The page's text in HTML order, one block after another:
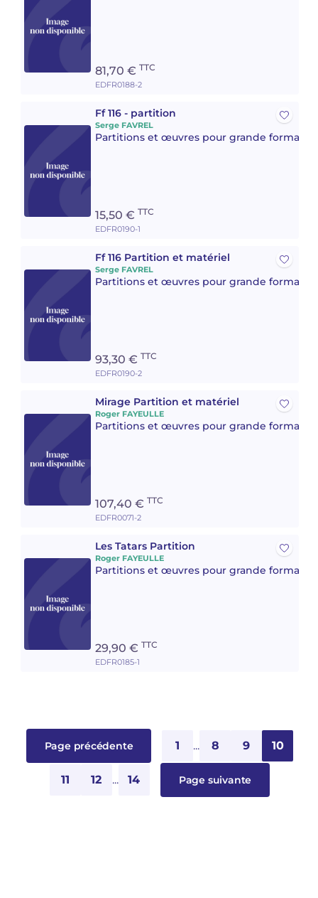
81,70 € TTC
EDFR0188-2
Ff 116 - partition
Serge FAVREL
Partitions et œuvres pour grande
15,50 € TTC
EDFR0190-1
Ff 116 Partition et matériel
Serge FAVREL
Partitions et œuvres pour grande
93,30 € TTC
EDFR0190-2
Mirage Partition et matériel
Roger FAYEULLE
Partitions et œuvres pour grande
107,40 € TTC
EDFR0071-2
Les Tatars Partition
Roger FAYEULLE
Partitions et œuvres pour grande
29,90 € TTC
EDFR0185-1
Page précédente 1 ... 8 9 10
11 12 ... 14 Page suivante